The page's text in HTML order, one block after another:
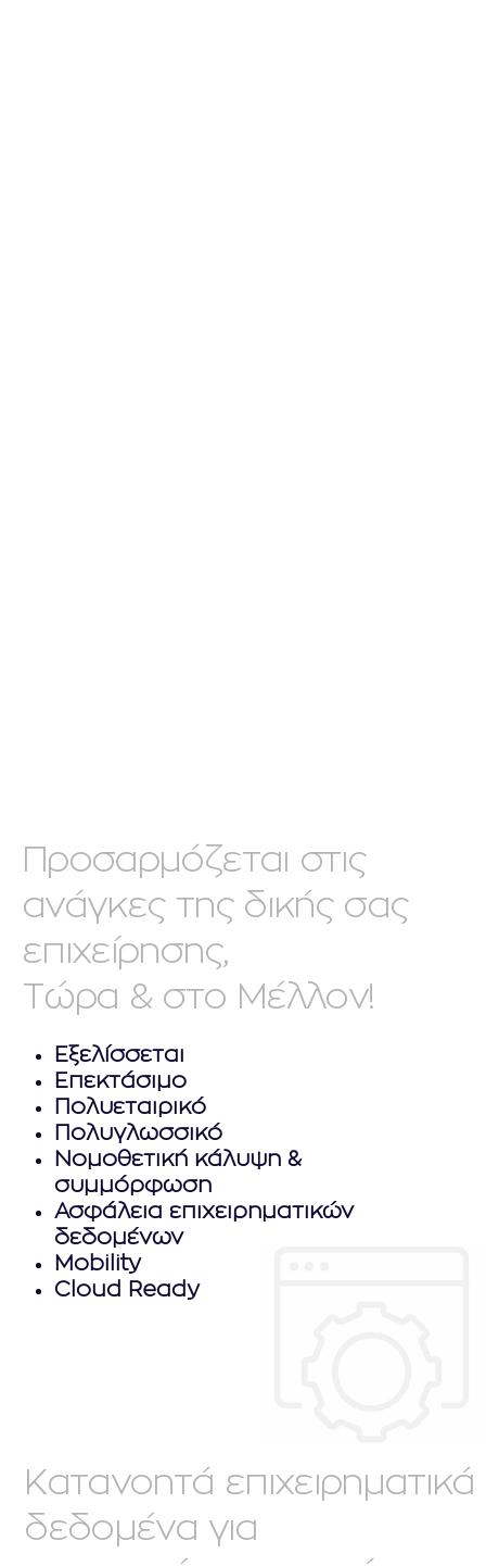
Προσαρμόζεται στις
ανάγκες της δικής σας
επιχείρησης,
Τώρα & στο Μέλλον!
Eξελίσσεται
Επεκτάσιμο
Πολυεταιρικό
Πολυγλωσσικό
Νομοθετική κάλυψη &
συμμόρφωση
Ασφάλεια επιχειρηματικών
δεδομένων
Mobility
Cloud Ready
Κατανοητά επιχειρηματικά
δεδομένα για